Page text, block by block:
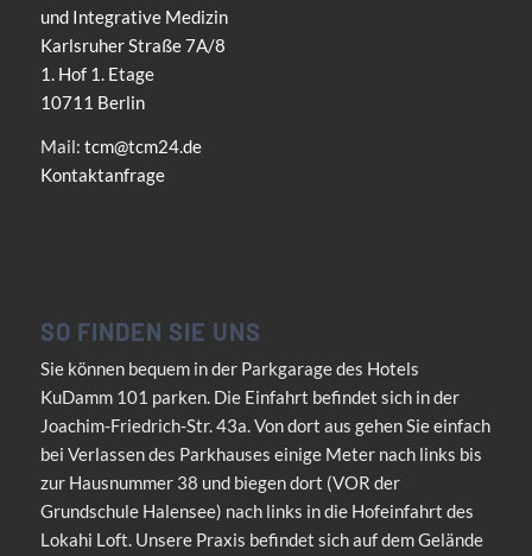
und Integrative Medizin
Karlsruher Straße 7A/8
1. Hof 1. Etage
10711 Berlin
Mail: tcm@tcm24.de
Kontaktanfrage
SO FINDEN SIE UNS
Sie können bequem in der Parkgarage des Hotels
KuDamm 101 parken. Die Einfahrt befindet sich in der
Joachim-Friedrich-Str. 43a. Von dort aus gehen Sie einfach
bei Verlassen des Parkhauses einige Meter nach links bis
zur Hausnummer 38 und biegen dort (VOR der
Grundschule Halensee) nach links in die Hofeinfahrt des
Lokahi Loft. Unsere Praxis befindet sich auf dem Gelände